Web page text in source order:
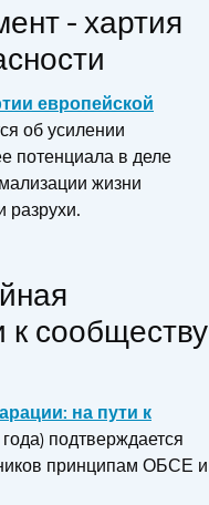
- хартия
европейской
об усилении
потенциала в деле
жизни
разрухи.
к сообществу
на пути к
подтверждается
принципам ОБСЕ и